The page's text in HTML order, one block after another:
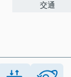
交通